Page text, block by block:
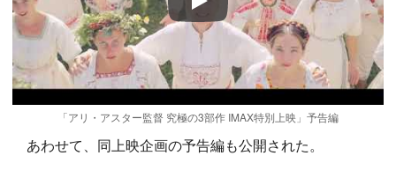
Play
「アリ・アスター監督 究極の3部作 IMAX特別上映」予告編
あわせて、同上映企画の予告編も公開された。